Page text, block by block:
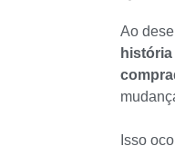
Ao
Isso